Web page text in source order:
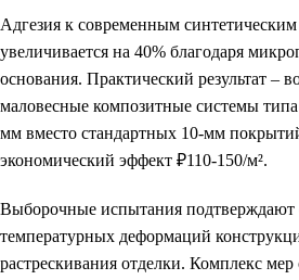
Адгезия к современным
увеличивается на 40% благодаря
основания. Практический результат –
маловесные композитные системы
мм вместо стандартных 10-мм
экономический эффект ₽110-150/м².
Выборочные испытания подтверждают
температурных деформаций
растрескивания отделки. Комплекс